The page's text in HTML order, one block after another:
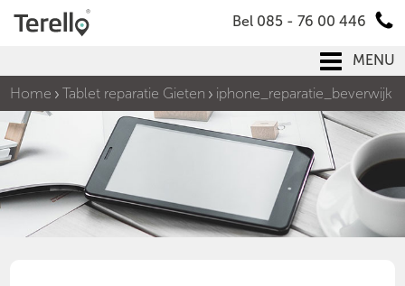
Bel 085 - 76 00 446
MENU
Home
Tablet reparatie Gieten iphone_reparatie_beverwijk